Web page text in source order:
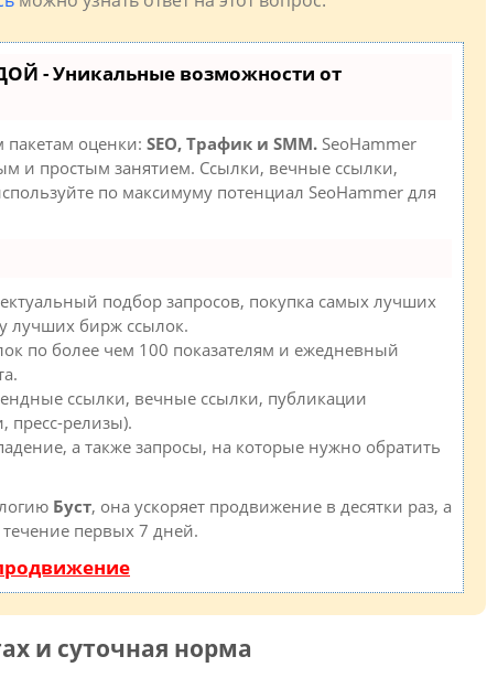
- Уникальные возможности от
пакетам оценки: SEO, Трафик и SMM. SeoHammer
и простым занятием. Ссылки, вечные ссылки,
по максимуму потенциал SeoHammer для
подбор запросов, покупка самых лучших
лучших бирж ссылок.
по более чем 100 показателям и ежедневный
ссылки, вечные ссылки, публикации
пресс-релизы).
а также запросы, на которые нужно обратить
Буст, она ускоряет продвижение в десятки раз, а
первых 7 дней.
и суточная норма